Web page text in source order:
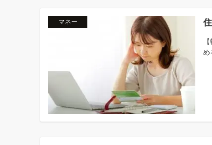
マネー
め